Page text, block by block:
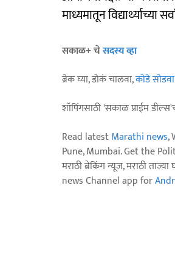
माध्यमातून विद्यार्थ्यांच्या
सकाळ+ चेसदस्य व्हा
ब्रेक घ्या, डोकं चालवा,कोडे सोडवा
शॉपिंगसाठी 'सकाळ प्राईम
Read latestMarathi news,
Pune, Mumbai. Get the
मराठी ब्रेकिंग न्यूज, मराठी
news Channel app for